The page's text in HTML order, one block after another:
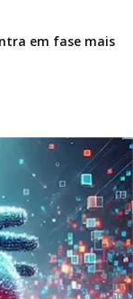
em fase mais